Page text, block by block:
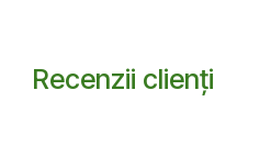
Recenzii clienți